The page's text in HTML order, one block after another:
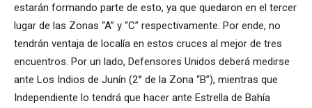
estarán formando parte de esto, ya que quedaron en el tercer
lugar de las Zonas “A” y “C” respectivamente. Por ende, no
tendrán ventaja de localía en estos cruces al mejor de tres
encuentros. Por un lado, Defensores Unidos deberá medirse
ante Los Indios de Junín (2° de la Zona “B”), mientras que
Independiente lo tendrá que hacer ante Estrella de Bahía